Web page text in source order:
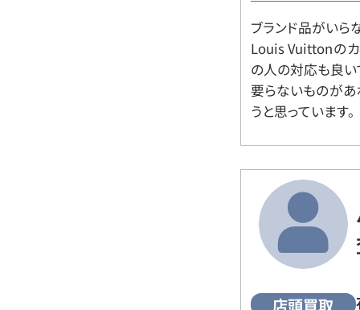
ブランド品がいら
Louis Vuittonの
の人の対応も良い
要らないものがあ
うと思っています。
店頭買取